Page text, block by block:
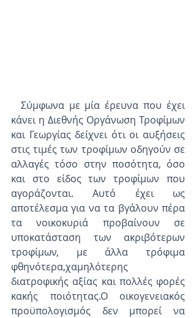
κάνει η Διεθνής Οργάνωση Τροφίμων
και Γεωργίας δείχνει ότι οι αυξήσεις
στις τιμές των τροφίμων οδηγούν σε
αλλαγές τόσο στην ποσότητα, όσο
και στo είδος των τροφίμων που
αγοράζονται. Αυτό έχει ως
αποτέλεσμα για να τα βγάλουν πέρα
τα νοικοκυριά προβαίνουν σε
υποκατάσταση των ακριβότερων
τροφίμων, με άλλα τρόφιμα
φθηνότερα,χαμηλότερης
διατροφικής αξίας και πολλές φορές
κακής ποιότητας.Ο οικογενειακός
προϋπολογισμός δεν μπορεί να